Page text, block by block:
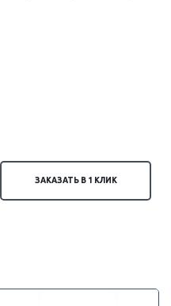
ЗАКАЗАТЬ В 1 КЛИК